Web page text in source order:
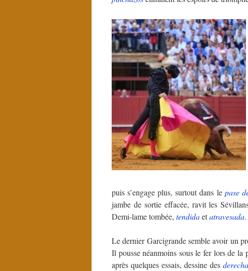
puis s’engage plus, surtout dans le pase
jambe de sortie effacée, ravit les
Demi-lame tombée, tendidaetatravesada
Le dernier Garcigrande semble avoir un
Il pousse néanmoins sous le fer lors de
après quelques essais, dessine des